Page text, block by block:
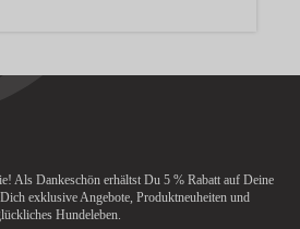
Als Dankeschön erhältst Du 5 % Rabatt auf Deine
exklusive Angebote, Produktneuheiten und
Hundeleben.